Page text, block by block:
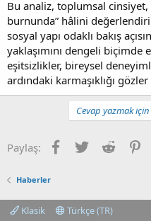
Bu analiz, toplumsal cinsiyet,
burnunda” hâlini
sosyal yapı odaklı bakış
yaklaşımını dengeli biçimde
eşitsizlikler, bireysel
ardındaki karmaşıklığı
Cevap yazmak
Paylaş: Facebook
TwitterReddit
Haberler
Klasik
Türkçe (TR)